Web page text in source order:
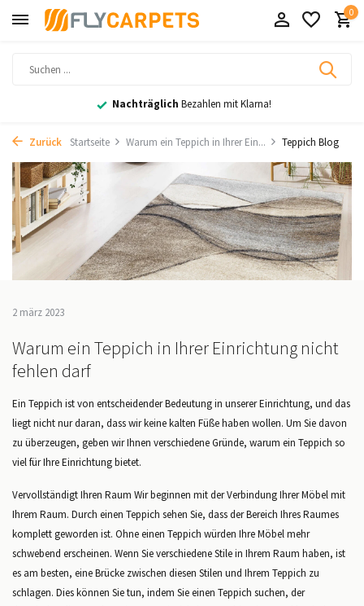
0
Nachträglich Bezahlen mit Klarna!
Zurück Startseite Warum ein Teppich in Ihrer Ein... Teppich Blog
2 märz 2023
Warum ein Teppich in Ihrer Einrichtung nicht
fehlen darf
Ein Teppich ist von entscheidender Bedeutung in unserer Einrichtung, und das
liegt nicht nur daran, dass wir keine kalten Füße haben wollen. Um Sie davon
zu überzeugen, geben wir Ihnen verschiedene Gründe, warum ein Teppich so
viel für Ihre Einrichtung bietet.
Vervollständigt Ihren Raum Wir beginnen mit der Verbindung Ihrer Möbel mit
Ihrem Raum. Durch einen Teppich sehen Sie, dass der Bereich Ihres Raumes
komplett geworden ist. Ohne einen Teppich würden Ihre Möbel mehr
schwebend erscheinen. Wenn Sie verschiedene Stile in Ihrem Raum haben, ist
es am besten, eine Brücke zwischen diesen Stilen und Ihrem Teppich zu
schlagen. Dies können Sie tun, indem Sie einen Teppich suchen, der